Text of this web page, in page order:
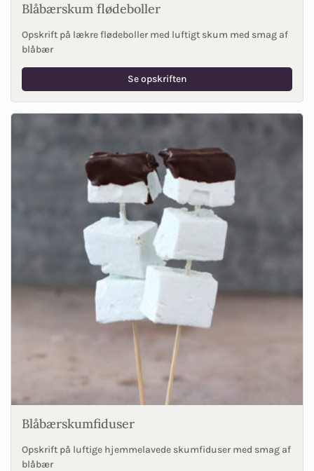
Blåbærskum flødeboller
Opskrift på lækre flødeboller med luftigt skum med smag af
blåbær
Se opskriften
Blåbærskumfiduser
Opskrift på luftige hjemmelavede skumfiduser med smag af
blåbær